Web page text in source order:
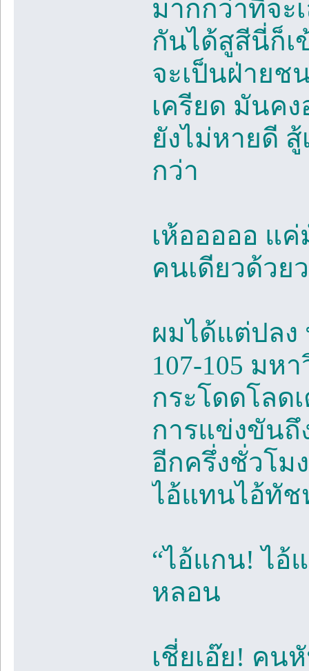
มากกว่าที่จะ
กันได้สูสีนี่ก็เ
จะเป็นฝ่าย
เครียด มันค
ยังไม่หายดี
กว่า
เห้อออออ แ
คนเดียวด้วย
ผมได้แต่ปลง
107-105 มห
กระโดดโลด
การแข่งขัน
อีกครึ่งชั่วโม
ไอ้แทนไอ้ทัช
“ไอ้แกน! ไอ้
หลอน
เชี่ยเอ๊ย! คน